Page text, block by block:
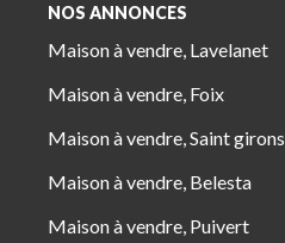
NOS ANNONCES
Maison à vendre, Lavelanet
Maison à vendre, Foix
Maison à vendre, Saint girons
Maison à vendre, Belesta
Maison à vendre, Puivert